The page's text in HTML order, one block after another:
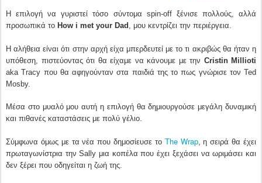
Η επιλογή να γυριστεί τόσο σύντομα spin-off ξένισε πολλούς, αλλά
προσωπικά το How i met your Dad , μου κεντρίζει την περιέργεια.
Η αλήθεια είναι ότι στην αρχή είχα μπερδευτεί με το τι ακριβώς θα ήταν η
υπόθεση, πιστεύοντας ότι θα είχαμε να κάνουμε με την Cristin Millioti
aka Tracy που θα αφηγούνταν στα παιδιά της το πως γνώρισε τον Ted
Mosby.
Μέσα στο μυαλό μου αυτή η επιλογή θα δημιουργούσε μεγάλη δυναμική
και πιθανές καταστάσεις με πολύ γέλιο.
Σύμφωνα όμως με τα νέα που δημοσίευσε το The Wrap, η σειρά θα έχει
πρωταγωνίστρια την Sally μια κοπέλα που έχει ξεχάσει να ωριμάσει και
δεν ξέρει που οδηγείται η ζωή της.